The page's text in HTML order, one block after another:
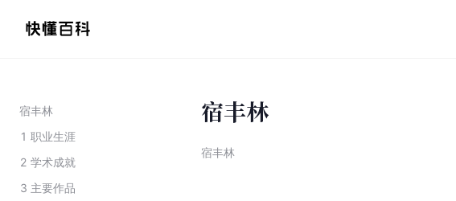
宿丰林
1 职业生涯
2 学术成就
3 主要作品
宿丰林
宿丰林